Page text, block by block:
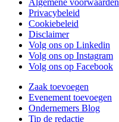
Algemene voorwaarden
Privacybeleid
Cookiebeleid
Disclaimer
Volg ons op Linkedin
Volg ons op Instagram
Volg ons op Facebook
Zaak toevoegen
Evenement toevoegen
Ondernemers Blog
Tip de redactie